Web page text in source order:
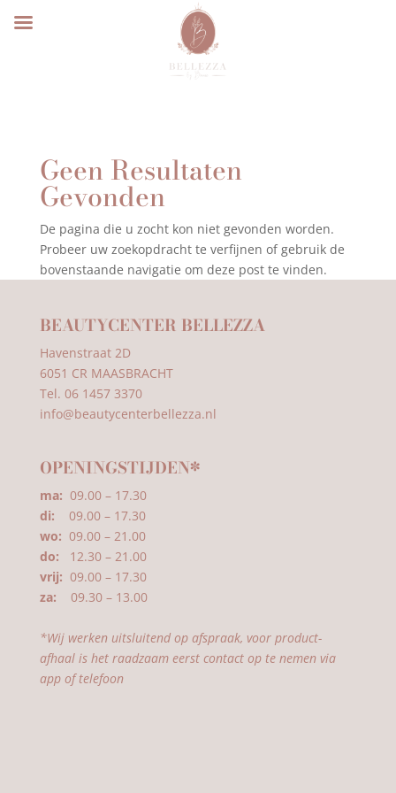
Geen Resultaten
Gevonden
De pagina die u zocht kon niet gevonden worden.
Probeer uw zoekopdracht te verfijnen of gebruik de
bovenstaande navigatie om deze post te vinden.
BEAUTYCENTER BELLEZZA
Havenstraat 2D
6051 CR MAASBRACHT
Tel. 06 1457 3370
info@beautycenterbellezza.nl
OPENINGSTIJDEN*
ma: 09.00 – 17.30
di: 09.00 – 17.30
wo: 09.00 – 21.00
do: 12.30 – 21.00
vrij: 09.00 – 17.30
za: 09.30 – 13.00
*Wij werken uitsluitend op afspraak, voor product-
afhaal is het raadzaam eerst contact op te nemen via
app of telefoon